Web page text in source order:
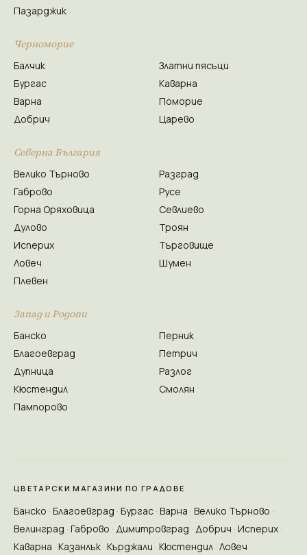
Пазарджик
Черноморие
Балчик
Бургас
Варна
Добрич
Златни пясъци
Каварна
Поморие
Царево
Северна България
Велико Търново
Габрово
Горна Оряховица
Дулово
Исперих
Ловеч
Плевен
Разград
Русе
Севлиево
Троян
Търговище
Шумен
Запад и Родопи
Банско
Благоевград
Дупница
Кюстендил
Пампорово
Перник
Петрич
Разлог
Смолян
ЦВЕТАРСКИ МАГАЗИНИ ПО ГРАДОВЕ
Банско Благоевград Бургас Варна Велико Търново
Велинград Габрово Димитровград Добрич Исперих
Каварна Казанлък Кърджали Кюстендил Ловеч